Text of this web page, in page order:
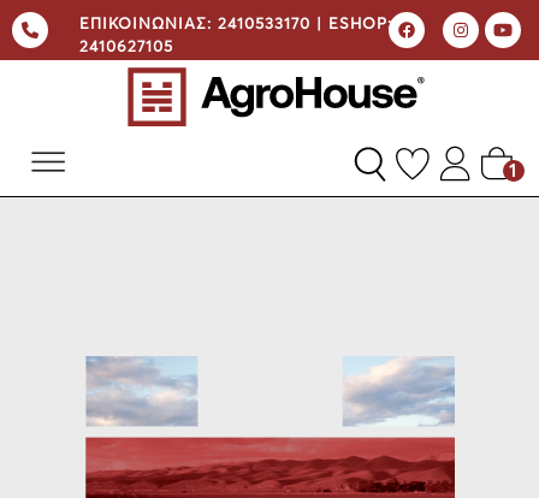
ΕΠΙΚΟΙΝΩΝΙΑΣ: 2410533170 | ESHOP:
2410627105
1